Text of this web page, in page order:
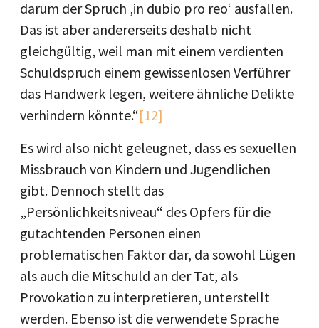
darum der Spruch ‚in dubio pro reo‘ ausfallen.
Das ist aber andererseits deshalb nicht
gleichgültig, weil man mit einem verdienten
Schuldspruch einem gewissenlosen Verführer
das Handwerk legen, weitere ähnliche Delikte
verhindern könnte.“[12]
Es wird also nicht geleugnet, dass es sexuellen
Missbrauch von Kindern und Jugendlichen
gibt. Dennoch stellt das
„Persönlichkeitsniveau“ des Opfers für die
gutachtenden Personen einen
problematischen Faktor dar, da sowohl Lügen
als auch die Mitschuld an der Tat, als
Provokation zu interpretieren, unterstellt
werden. Ebenso ist die verwendete Sprache